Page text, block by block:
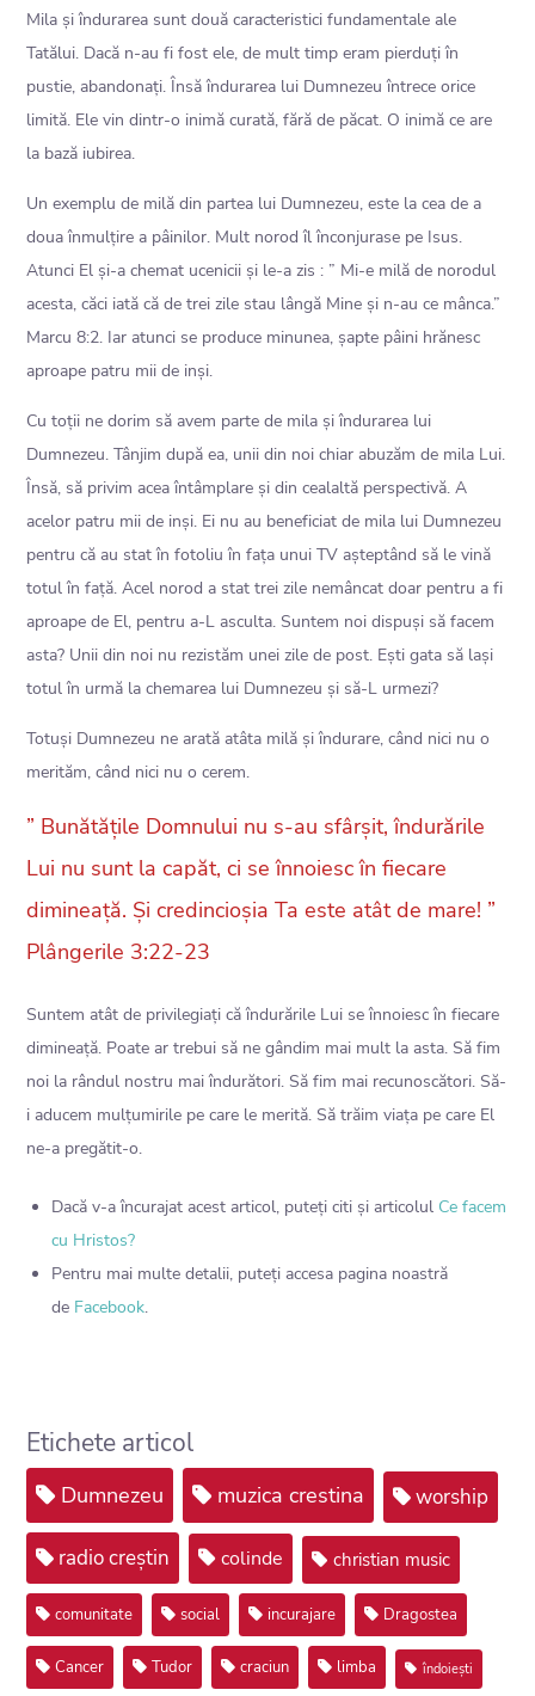
Mila și îndurarea sunt două caracteristici fundamentale ale
Tatălui. Dacă n-au fi fost ele, de mult timp eram pierduți în
pustie, abandonați. Însă îndurarea lui Dumnezeu întrece orice
limită. Ele vin dintr-o inimă curată, fără de păcat. O inimă ce are
la bază iubirea.
Un exemplu de milă din partea lui Dumnezeu, este la cea de a
doua înmulțire a pâinilor. Mult norod îl înconjurase pe Isus.
Atunci El și-a chemat ucenicii și le-a zis : ” Mi-e milă de norodul
acesta, căci iată că de trei zile stau lângă Mine și n-au ce mânca.”
Marcu 8:2. Iar atunci se produce minunea, șapte pâini hrănesc
aproape patru mii de inși.
Cu toții ne dorim să avem parte de mila și îndurarea lui
Dumnezeu. Tânjim după ea, unii din noi chiar abuzăm de mila Lui.
Însă, să privim acea întâmplare și din cealaltă perspectivă. A
acelor patru mii de inși. Ei nu au beneficiat de mila lui Dumnezeu
pentru că au stat în fotoliu în fața unui TV așteptând să le vină
totul în față. Acel norod a stat trei zile nemâncat doar pentru a fi
aproape de El, pentru a-L asculta. Suntem noi dispuși să facem
asta? Unii din noi nu rezistăm unei zile de post. Ești gata să lași
totul în urmă la chemarea lui Dumnezeu și să-L urmezi?
Totuși Dumnezeu ne arată atâta milă și îndurare, când nici nu o
merităm, când nici nu o cerem.
” Bunătățile Domnului nu s-au sfârșit, îndurările
Lui nu sunt la capăt, ci se înnoiesc în fiecare
dimineață. Și credincioșia Ta este atât de mare! ”
Plângerile 3:22-23
Suntem atât de privilegiați că îndurările Lui se înnoiesc în fiecare
dimineață. Poate ar trebui să ne gândim mai mult la asta. Să fim
noi la rândul nostru mai îndurători. Să fim mai recunoscători. Să-
i aducem mulțumirile pe care le merită. Să trăim viața pe care El
ne-a pregătit-o.
Dacă v-a încurajat acest articol, puteți citi și articolul Ce facem
cu Hristos?
Pentru mai multe detalii, puteți accesa pagina noastră
de Facebook.
Etichete articol
Dumnezeu muzica crestina worship
radio creștin colinde christian music
comunitate social incurajare Dragostea
Cancer Tudor craciun limba îndoiești